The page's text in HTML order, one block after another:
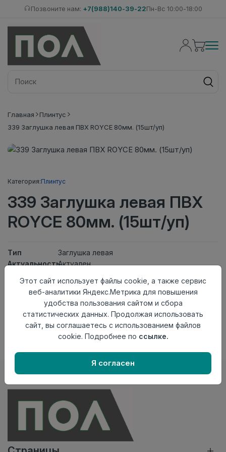
Позвоните нам: +7(988)140-39-22Пн-Вс 10:00-18:00
Главная
Плинтус
339 Заглушка левая ПВХ ROYCE 80мм. (15шт/уп)
Категория:Плинтус
339 Заглушка левая ПВХ
ROYCE 80мм. (15шт/уп)
Тип
Заглушка левая
АктуальностьАктуален
Нет в наличии
Внимание! Внешний вид товара может отличаться от
представленного на настоящем сайте. Проверяйте
наличие необходимых характеристик и комплектации
в момент приобретения товара.
Этот сайт использует файлы cookie, а также сервис
веб-аналитики Яндекс.Метрика для повышения
удобства пользования сайтом и сбора
статистических данных. Продолжая использовать
сайт, вы соглашаетесь с использованием файлов
cookie. Подробнее по ссылке.
Я согласен